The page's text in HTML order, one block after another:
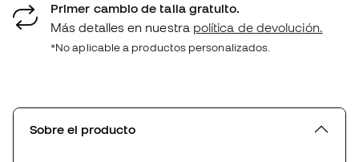
Primer cambio de talla gratuito.
Más detalles en nuestra política de devolución.
*No aplicable a productos personalizados.
Sobre el producto